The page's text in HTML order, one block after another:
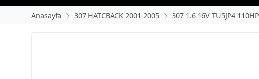
Anasayfa 307 HATCBACK 2001-2005 307 1.6 16V TU5JP4 110HP